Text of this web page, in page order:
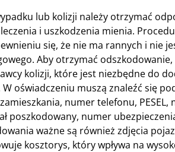
lub kolizji należy otrzymać
i uszkodzenia mienia.
się, że nie ma rannych i nie
Aby otrzymać
kolizji, które jest niezbędne do
oświadczeniu muszą znaleźć się
numer telefonu,
poszkodowany, numer
ważne są również zdjęcia
kosztorys, który wpływa na